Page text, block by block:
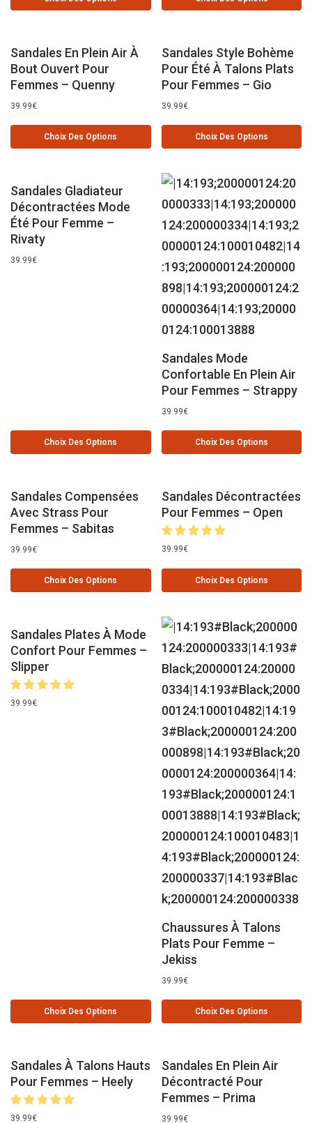
Sandales En Plein Air À
Bout Ouvert Pour
Femmes – Quenny
39.99€
Choix Des Options
Sandales Style Bohème
Pour Été À Talons Plats
Pour Femmes – Gio
39.99€
Choix Des Options
Sandales Gladiateur
Décontractées Mode
Été Pour Femme –
Rivaty
39.99€
Choix Des Options
Sandales Mode
Confortable En Plein Air
Pour Femmes – Strappy
39.99€
Choix Des Options
Sandales Compensées
Avec Strass Pour
Femmes – Sabitas
39.99€
Choix Des Options
Sandales Décontractées
Pour Femmes – Open
39.99€
Choix Des Options
Sandales Plates À Mode
Confort Pour Femmes –
Slipper
39.99€
Choix Des Options
Chaussures À Talons
Plats Pour Femme –
Jekiss
39.99€
Choix Des Options
Sandales À Talons Hauts
Pour Femmes – Heely
39.99€
Sandales En Plein Air
Décontracté Pour
Femmes – Prima
39.99€